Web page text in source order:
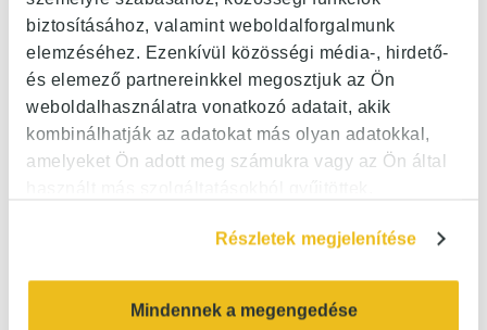
biztosításához, valamint weboldalforgalmunk
elemzéséhez. Ezenkívül közösségi média-, hirdető-
és elemező partnereinkkel megosztjuk az Ön
weboldalhasználatra vonatkozó adatait, akik
kombinálhatják az adatokat más olyan adatokkal,
amelyeket Ön adott meg számukra vagy az Ön által
Részletek megjelenítése
Mindennek a megengedése